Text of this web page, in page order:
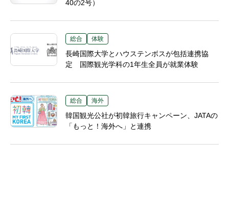
40の2号）
総合 体験
長崎国際大学とハウステンボスが包括連携協
定 国際観光学科の1年生全員が就業体験
総合 海外
韓国観光公社が初韓旅行キャンペーン、JATAの
「もっと！海外へ」と連携